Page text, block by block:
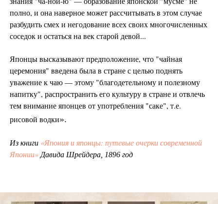
полно, и она наверное может рассчитывать в этом случае
разбудить смех и негодование всех своих многочисленных
соседок и остаться на век старой девой...
Японцы высказывают предположение, что "чайная
церемония" введена была в стране с целью поднять
уважение к чаю — этому "благодетельному и полезному
напитку", распространить его культуру в стране и отвлечь
тем внимание японцев от употребления "саке", т.е.
рисовой водки».
Из книги «Япония и японцы: путевые очерки современной
Японии» Давида Шрейдера, 1896 год